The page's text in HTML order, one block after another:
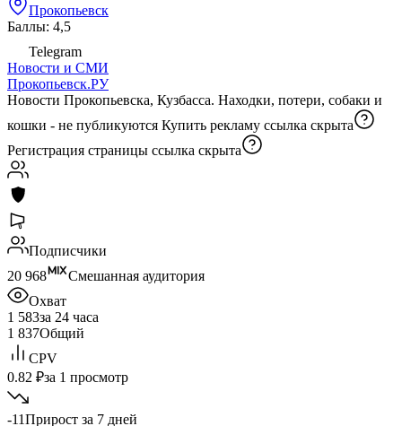
Прокопьевск
Баллы: 4,5
Telegram
Новости и СМИ
Прокопьевск.РУ
Новости Прокопьевска, Кузбасса. Находки, потери, собаки и
кошки - не публикуются Купить рекламу ссылка скрыта
Регистрация страницы ссылка скрыта
Подписчики
20 968
Смешанная аудитория
Охват
1 583за 24 часа
1 837Общий
CPV
0.82 ₽за 1 просмотр
-11Прирост за 7 дней